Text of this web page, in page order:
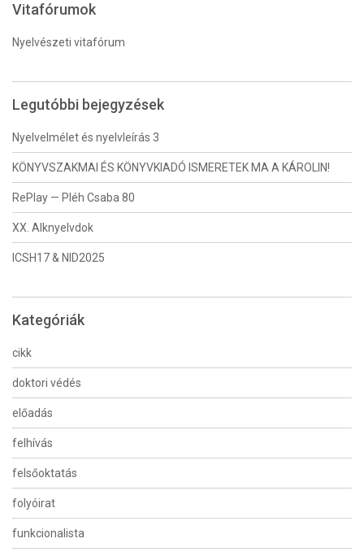
Vitafórumok
Nyelvészeti vitafórum
Legutóbbi bejegyzések
Nyelvelmélet és nyelvleírás 3
KÖNYVSZAKMAI ÉS KÖNYVKIADÓ ISMERETEK MA A KÁROLIN!
RePlay — Pléh Csaba 80
XX. Alknyelvdok
ICSH17 & NID2025
Kategóriák
cikk
doktori védés
előadás
felhívás
felsőoktatás
folyóirat
funkcionalista